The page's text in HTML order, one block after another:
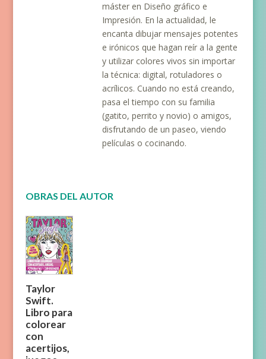
máster en Diseño gráfico e
Impresión. En la actualidad, le
encanta dibujar mensajes potentes
e irónicos que hagan reír a la gente
y utilizar colores vivos sin importar
la técnica: digital, rotuladores o
acrílicos. Cuando no está creando,
pasa el tiempo con su familia
(gatito, perrito y novio) o amigos,
disfrutando de un paseo, viendo
películas o cocinando.
OBRAS DEL AUTOR
Taylor
Swift.
Libro para
colorear
con
acertijos,